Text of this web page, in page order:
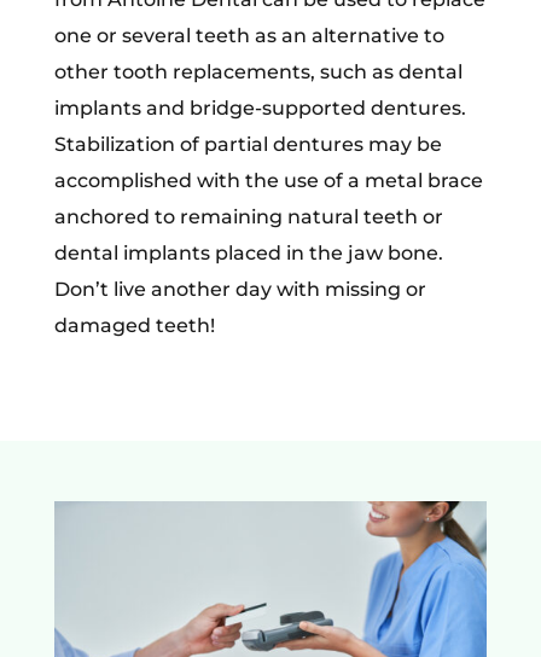
one or several teeth as an alternative to
other tooth replacements, such as dental
implants and bridge-supported dentures.
Stabilization of partial dentures may be
accomplished with the use of a metal brace
anchored to remaining natural teeth or
dental implants placed in the jaw bone.
Don’t live another day with missing or
damaged teeth!